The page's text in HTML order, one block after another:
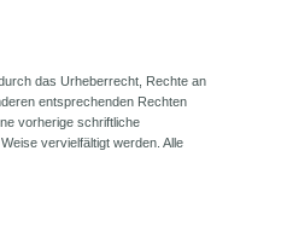
das Urheberrecht, Rechte an
entsprechenden Rechten
vorherige schriftliche
vervielfältigt werden. Alle